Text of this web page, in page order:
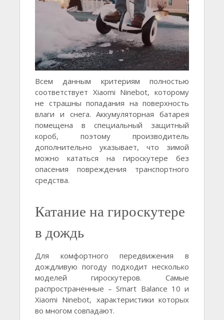
Всем данным критериям полностью
соответствует Xiaomi Ninebot, которому
не страшны попадания на поверхность
влаги и снега. Аккумуляторная батарея
помещена в специальный защитный
короб, поэтому производитель
дополнительно указывает, что зимой
можно кататься на гироскутере без
опасения повреждения транспортного
средства.
Катание на гироскутере
в дождь
Для комфортного передвижения в
дождливую погоду подходит несколько
моделей гироскутеров. Самые
распространенные – Smart Balance 10 и
Xiaomi Ninebot, характеристики которых
во многом совпадают.